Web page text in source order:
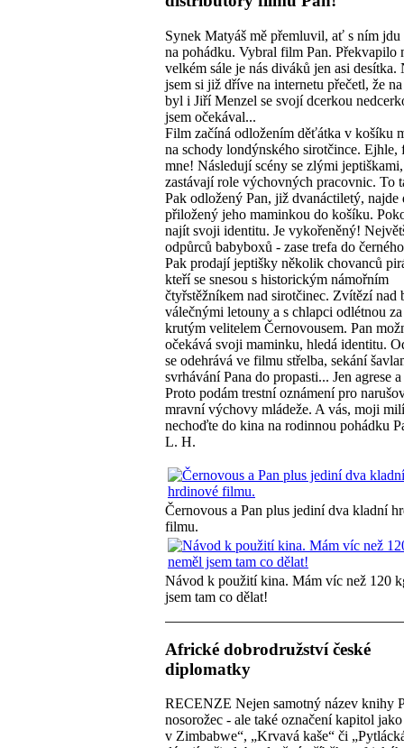
Synek Matyáš mě přemluvil, ať s ním jdu
na pohádku. Vybral film Pan. Překvapilo
velkém sále je nás diváků jen asi desítka.
jsem si již dříve na internetu přečetl, že
byl i Jiří Menzel se svojí dcerkou
jsem očekával...
Film začíná odložením děťátka v košíku
na schody londýnského sirotčince. Ejhle,
mne! Následují scény se zlými
zastávají role výchovných pracovnic. To
Pak odložený Pan, již dvanáctiletý, najde
přiložený jeho maminkou do košíku.
najít svoji identitu. Je vykořeněný!
odpůrců babyboxů - zase trefa do
Pak prodají jeptišky několik chovanců
kteří se snesou s historickým námořním
čtyřstěžníkem nad sirotčinec. Zvítězí nad
válečnými letouny a s chlapci odlétnou
krutým velitelem Černovousem. Pan
očekává svoji maminku, hledá identitu.
se odehrává ve filmu střelba, sekání
svrhávání Pana do propasti... Jen agrese
Proto podám trestní oznámení pro
mravní výchovy mládeže. A vás, moji
nechoďte do kina na rodinnou pohádku
L. H.
Černovous a Pan plus jediní dva kladní
filmu.
Návod k použití kina. Mám víc než 120
jsem tam co dělat!
Africké dobrodružství české
diplomatky
RECENZE Nejen samotný název knihy
nosorožec - ale také označení kapitol
v Zimbabwe“, „Krvavá kaše“ či